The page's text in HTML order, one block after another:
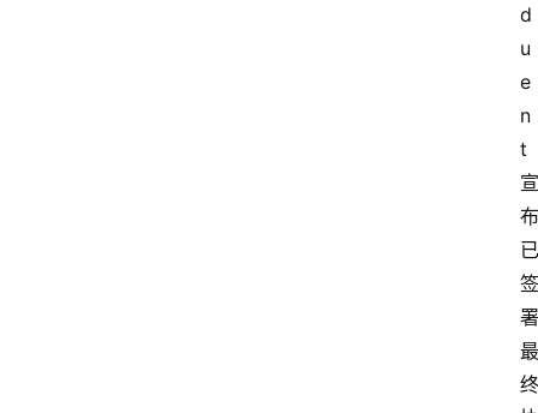
d
u
e
n
t
宣
布
已
签
署
最
终